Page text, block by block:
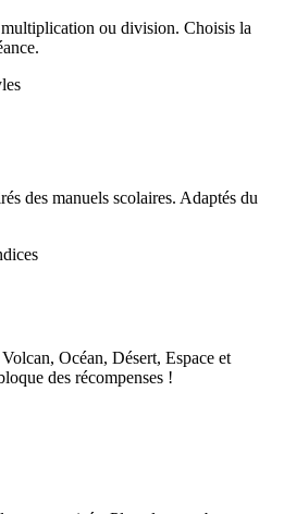
ou division. Choisis la
des manuels scolaires. Adaptés du
Océan, Désert, Espace et
des récompenses !